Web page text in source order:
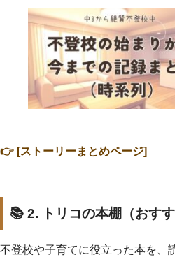
👉 [ストーリーまとめページ]
📚 2. トリコの本棚（おすす
不登校や子育てに役立った本を、